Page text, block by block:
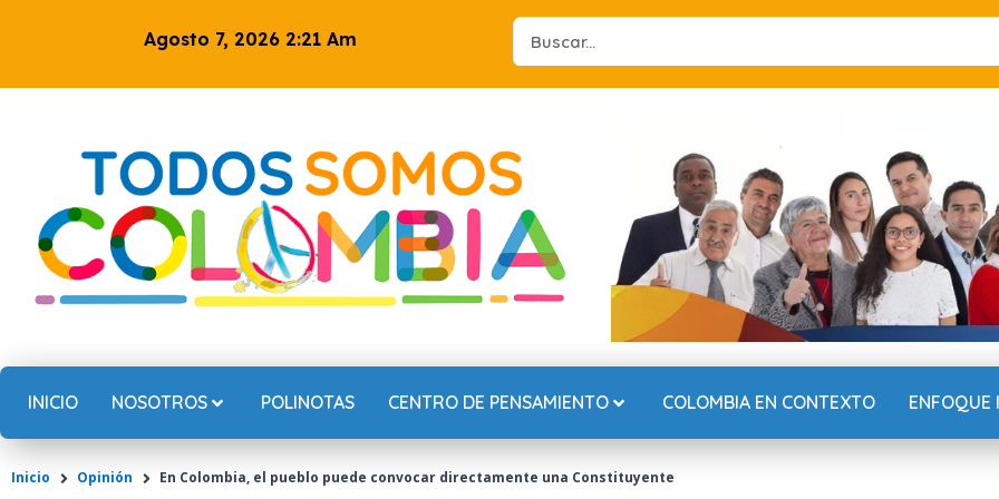
Agosto 7, 2026 2:21 Am
Search
...
INICIO NOSOTROS POLINOTAS CENTRO DE PENSAMIENTO COLOMBIA EN CONTEXTO ENFOQUE
Inicio Opinión En Colombia, el pueblo puede convocar directamente una Constituyente